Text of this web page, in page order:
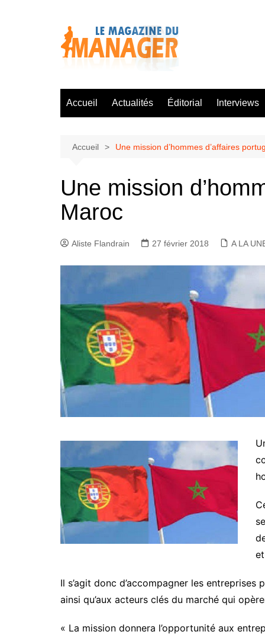
Accueil Actualités Éditorial Interviews
Accueil Une mission d’hommes d’affaires
Une mission
Maroc
Aliste Flandrain 27 février 2018 A LA
Il s’agit donc d’accompagner les
ainsi qu’aux acteurs clés du marché qui
« La mission donnera l’opportunité aux